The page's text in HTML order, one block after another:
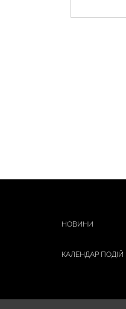
НОВИНИ
КАЛЕНДАР ПОДІЙ